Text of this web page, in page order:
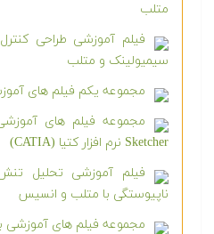
متلب
فیلم آموزشی طراحی
سیمیولینک و متلب
مجموعه یکم فیلم های
مجموعه فیلم های
Sketcher نرم افزار کتیا (CATIA)
فیلم آموزشی تحلیل
ناپیوستگی با متلب و انسیس
مجموعه فیلم های آموزشی